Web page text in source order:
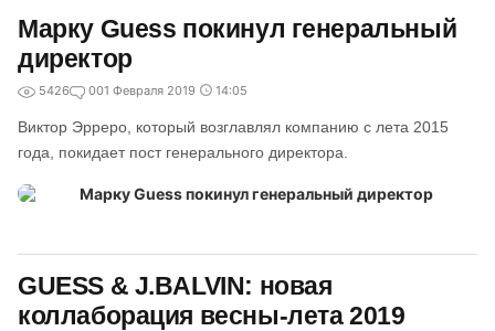
Марку Guess покинул генеральный
директор
5426 001 Февраля 2019 14:05
Виктор Эрреро, который возглавлял компанию с лета 2015
года, покидает пост генерального директора.
GUESS & J.BALVIN: новая
коллаборация весны-лета 2019